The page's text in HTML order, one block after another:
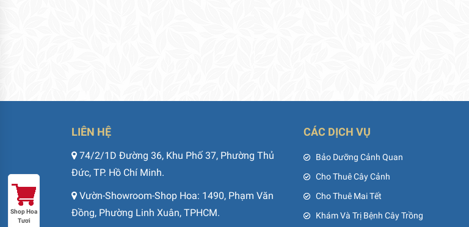
LIÊN HỆ
74/2/1D Đường 36, Khu Phố 37, Phường Thủ
Đức, TP. Hồ Chí Minh.
Vườn-Showroom-Shop Hoa: 1490, Phạm Văn
Đồng, Phường Linh Xuân, TPHCM.
CÁC DỊCH VỤ
Bảo Dưỡng Cảnh Quan
Cho Thuê Cây Cảnh
Cho Thuê Mai Tết
Khám Và Trị Bệnh Cây Trồng
Shop Hoa
Tươi